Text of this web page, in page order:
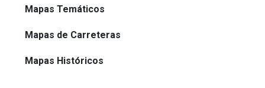
Mapas Temáticos
Mapas de Carreteras
Mapas Históricos